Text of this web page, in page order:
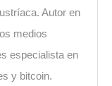
Autor en
medios
especialista en
y bitcoin.